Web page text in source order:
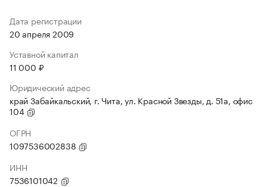
Дата регистрации
20 апреля 2009
Уставной капитал
11 000 ₽
Юридический адрес
край Забайкальский, г. Чита, ул. Красной Звезды, д. 51а, офис
104
ОГРН
1097536002838
ИНН
7536101042